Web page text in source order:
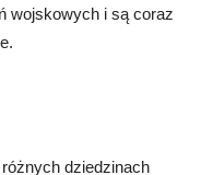
wojskowych i są coraz
dziedzinach